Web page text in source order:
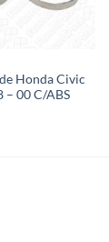
Honda Civic
– 00 C/ABS